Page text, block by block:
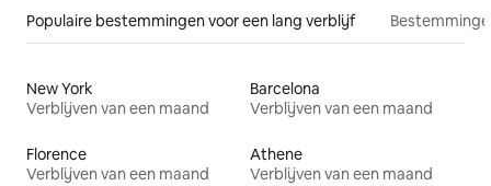
Populaire bestemmingen voor een lang verblijf
New York
Verblijven van een maand
Barcelona
Verblijven van een maand
Florence
Verblijven van een maand
Athene
Verblijven van een maand